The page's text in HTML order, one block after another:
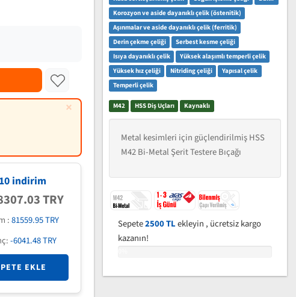
×
10 indirim
TRY
:81559.95 TRY
-6041.48 TRY
EKLE
Korozyon ve aside dayanıklı çelik (östenitik)
Aşınmalar ve aside dayanıklı çelik (ferritik)
Derin çekme çeliği
Serbest kesme çeliği
Isıya dayanıklı çelik
Yüksek alaşımlı temperli çelik
Yüksek hız çeliği
Nitriding çeliği
Yapısal çelik
Temperli çelik
M42 HSS Diş Uçları Kaynaklı
Metal kesimleri için güçlendirilmiş HSS
M42 Bi-Metal Şerit Testere Bıçağı
Sepete2500 TLekleyin , ücretsiz kargo
kazanın!